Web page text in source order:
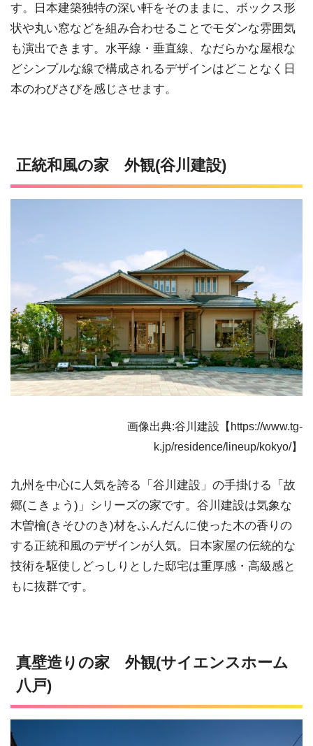
す。日本建築独特の深い軒をそのままに、ボックス形
状や丸い窓などを組み合わせることでモダンな雰囲気
も演出できます。水平線・垂直線、なだらかな屋根な
どシンプルな線で構成されるデザインはどことなく日
本のわびさびを感じさせます。
正統和風の家 外観(谷川建設)
画像出典:谷川建設【https://www.tg-
k.jp/residence/lineup/kokyo/】
九州を中心に人気を誇る「谷川建設」の手掛ける「故
郷(こきょう)」シリーズの家です。谷川建設は気象な
木曽檜(きそひのき)材をふんだんに使った木の香りの
する正統和風のデザインが人気。日本家屋の伝統的な
技術を駆使しどっしりとした邸宅は重厚感・高級感と
もに抜群です。
真壁造りの家 外観(サイエンスホーム
八戸)